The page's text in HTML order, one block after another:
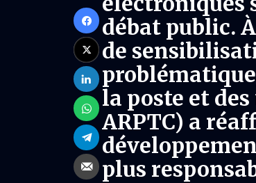
débat public.
de
la poste et
ARPTC) a
plus